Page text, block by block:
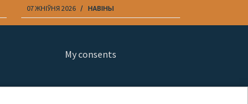
07 ЖНІЎНЯ 2026 НАВІНЫ
My consents